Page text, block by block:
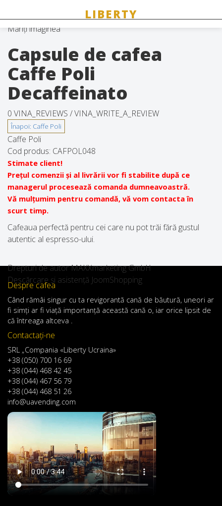
Măriți imaginea
Capsule de cafea
Caffe Poli
Decaffeinato
0 VINA_REVIEWS /VINA_WRITE_A_REVIEW
Caffe Poli
Cod produs: CAFPOL048
Stimate client!
Prețul comenzii și al livrării vor fi stabilite după ce
managerul procesează comanda dumneavoastră.
Vă mulțumim pentru comandă, vă vom contacta în
scurt timp.
Cafeaua perfectă pentru cei care nu pot trăi fără gustul
autentic al espresso-ului.
Drepturi de autor MAXXmarketing GmbH
Descărcare și asistență JoomShopping
Despre cafea
Când rămâi singur cu ta revigorantă cană de băutură, uneori ar
fi simți ar fi viață importanță această cană o, iar orice lipsit de
că întreaga altceva .
Contactaţi-ne
SRL „Compania «Liberty Ucraina»
+38 (050) 700 16 69
+38 (044) 468 42 45
+38 (044) 467 56 79
+38 (044) 468 51 26
info@uavending.com